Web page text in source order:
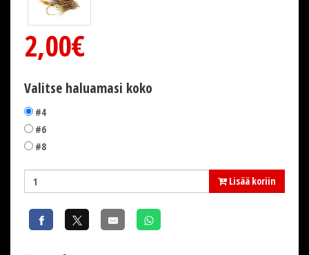
2,00€
Valitse haluamasi koko
#4
#6
#8
Lisää koriin